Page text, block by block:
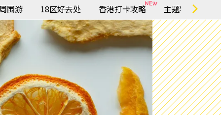
围游 18区好去处 香港打卡攻略 主题特集